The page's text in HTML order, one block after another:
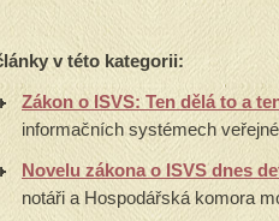
v této kategorii:
Zákon o ISVS: Ten dělá to a
informačních systémech
Novelu zákona o ISVS dnes
notáři a Hospodářská komora